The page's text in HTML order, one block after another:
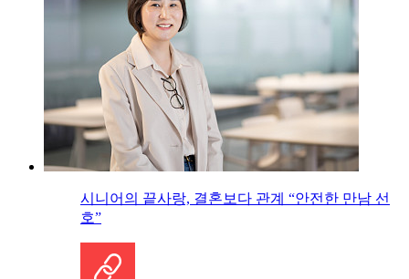
시니어의 끝사랑, 결혼보다 관계 “안전한 만남 선
호”